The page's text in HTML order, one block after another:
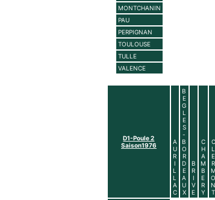
MONTCHANIN
PAU
PERPIGNAN
TOULOUSE
TULLE
VALENCE
D1-Poule 2
Saison1976
A
U
R
I
L
L
A
C
B
E
G
L
E
S
-
B
O
R
D
E
A
U
X
B
R
I
V
E
C
H
A
M
B
E
R
Y
C
L
E
R
M
O
N
T